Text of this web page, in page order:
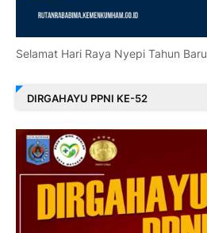
Selamat Hari Raya Nyepi Tahun
DIRGAHAYU PPNI KE-52